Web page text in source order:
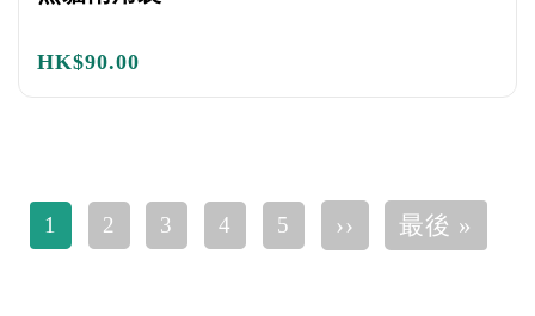
HK$90.00
Pagination
1 2 3 4 5 ›› 下一頁最後 »